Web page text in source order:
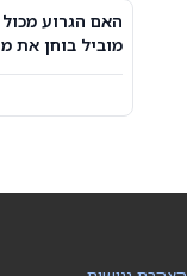
שדוח
הריבית
האם הגרוע
מוביל בוחן את